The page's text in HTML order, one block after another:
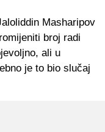
Masharipov
broj radi
ali u
je to bio slučaj